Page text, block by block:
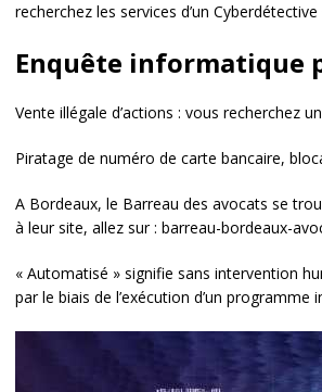
recherchez les services d’un
Enquête informatique
Vente illégale d’actions : vous recherchez
Piratage de numéro de carte bancaire,
A Bordeaux, le Barreau des avocats se
à leur site, allez sur : barreau-bordeaux-
« Automatisé » signifie sans intervention
par le biais de l’exécution d’un programme